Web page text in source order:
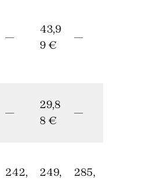
—
43,9
9 €
—
—
29,8
8 €
—
242,
249,
285,